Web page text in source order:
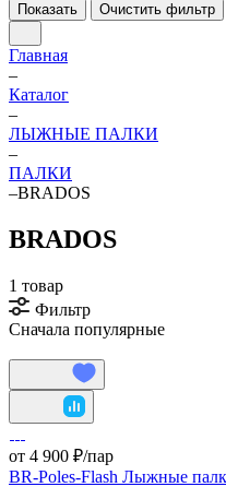
Показать
Очистить фильтр
Главная
–
Каталог
–
ЛЫЖНЫЕ ПАЛКИ
–
ПАЛКИ
–BRADOS
BRADOS
1 товар
Фильтр
Сначала популярные
от 4 900 ₽/пар
BR-Poles-Flash Лыжные